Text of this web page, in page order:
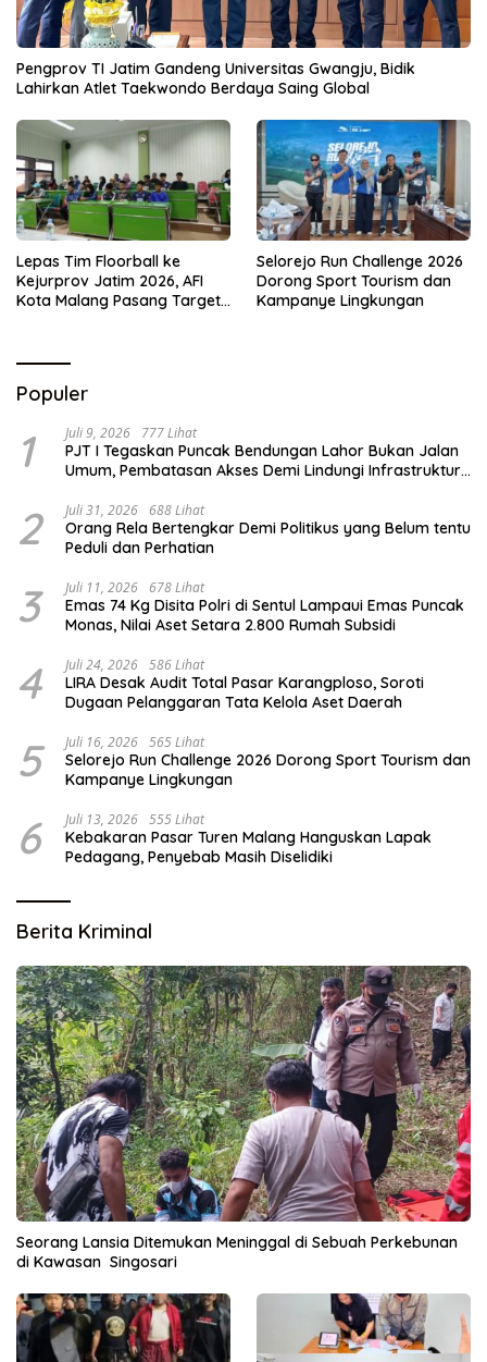
Pengprov TI Jatim Gandeng Universitas Gwangju, Bidik
Lahirkan Atlet Taekwondo Berdaya Saing Global
Lepas Tim Floorball ke
Kejurprov Jatim 2026, AFI
Kota Malang Pasang Target
Selorejo Run Challenge 2026
Dorong Sport Tourism dan
Kampanye Lingkungan
Populer
1 Juli 9, 2026 777 Lihat
PJT I Tegaskan Puncak Bendungan Lahor Bukan Jalan
Umum, Pembatasan Akses Demi Lindungi Infrastruktur
2 Juli 31, 2026 688 Lihat
Orang Rela Bertengkar Demi Politikus yang Belum tentu
Peduli dan Perhatian
3 Juli 11, 2026 678 Lihat
Emas 74 Kg Disita Polri di Sentul Lampaui Emas Puncak
Monas, Nilai Aset Setara 2.800 Rumah Subsidi
4 Juli 24, 2026 586 Lihat
LIRA Desak Audit Total Pasar Karangploso, Soroti
Dugaan Pelanggaran Tata Kelola Aset Daerah
5 Juli 16, 2026 565 Lihat
Selorejo Run Challenge 2026 Dorong Sport Tourism dan
Kampanye Lingkungan
6 Juli 13, 2026 555 Lihat
Kebakaran Pasar Turen Malang Hanguskan Lapak
Pedagang, Penyebab Masih Diselidiki
Berita Kriminal
Seorang Lansia Ditemukan Meninggal di Sebuah Perkebunan
di Kawasan Singosari